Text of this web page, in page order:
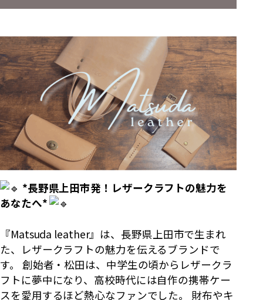
*長野県上田市発！レザークラフトの魅力を
あなたへ*
『Matsuda leather』は、長野県上田市で生まれ
た、レザークラフトの魅力を伝えるブランドで
す。 創始者・松田は、中学生の頃からレザークラ
フトに夢中になり、高校時代には自作の携帯ケー
スを愛用するほど熱心なファンでした。 財布やキ